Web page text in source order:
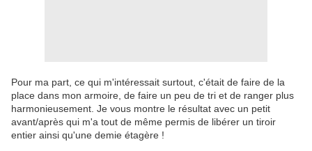
Pour ma part, ce qui m'intéressait surtout, c'était de faire de la
place dans mon armoire, de faire un peu de tri et de ranger plus
harmonieusement. Je vous montre le résultat avec un petit
avant/après qui m'a tout de même permis de libérer un tiroir
entier ainsi qu'une demie étagère !